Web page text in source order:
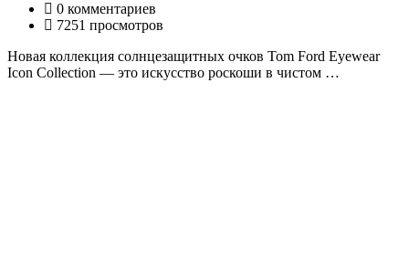
0 комментариев
7251 просмотров
Новая коллекция солнцезащитных очков Tom Ford Eyewear
Icon Collection — это искусство роскоши в чистом …